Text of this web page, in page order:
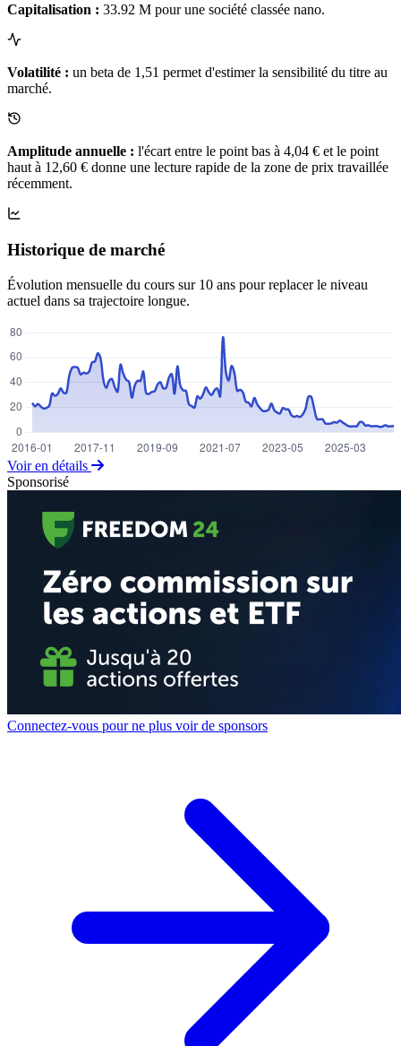
Capitalisation : 33.92 M pour une société classée nano.
Volatilité : un beta de 1,51 permet d'estimer la sensibilité du titre au
marché.
Amplitude annuelle : l'écart entre le point bas à 4,04 € et le point
haut à 12,60 € donne une lecture rapide de la zone de prix travaillée
récemment.
Historique de marché
Évolution mensuelle du cours sur 10 ans pour replacer le niveau
actuel dans sa trajectoire longue.
Voir en détails
Sponsorisé
Connectez-vous pour ne plus voir de sponsors